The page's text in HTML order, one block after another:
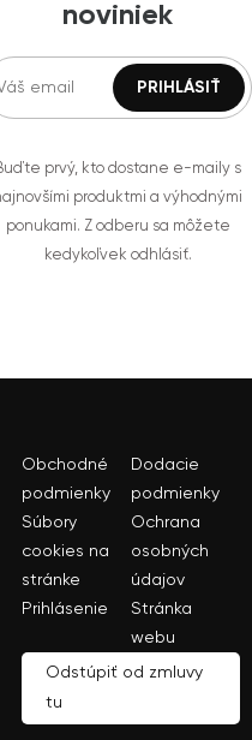
noviniek
prvý, kto dostane e-maily s
produktmi a výhodnými
ponukami. Z odberu sa môžete
kedykoľvek odhlásiť.
Obchodné
podmienky
Dodacie
podmienky
Súbory
cookies na
stránke
Ochrana
osobných
údajov
Prihlásenie
Stránka
webu
Odstúpiť od zmluvy
tu